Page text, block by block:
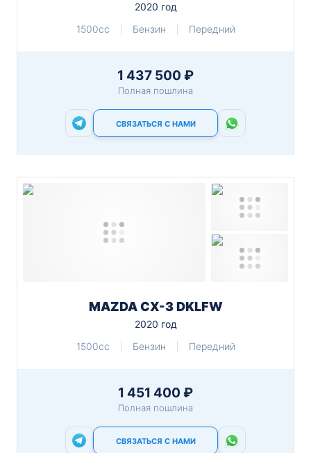
2020 год
1500cc
Бензин Передний
1 437 500 ₽
Полная пошлина
СВЯЗАТЬСЯ С НАМИ
MAZDA CX-3 DKLFW
2020 год
1500cc
Бензин Передний
1 451 400 ₽
Полная пошлина
СВЯЗАТЬСЯ С НАМИ